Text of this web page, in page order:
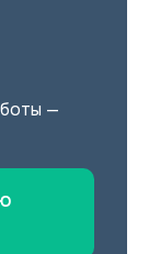
—